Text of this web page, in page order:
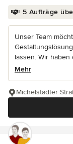
5 Aufträge
Unser Team
lassen. Wir
Mehr
Michelstädter